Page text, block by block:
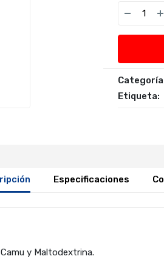
Etiqueta:
Especificaciones
y Maltodextrina.